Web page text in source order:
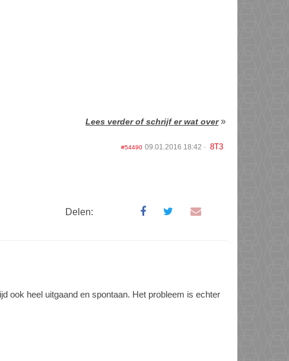
Lees verder of schrijf er wat over»
#54490 09.01.2016 18:42 8T3
Delen:
ook heel uitgaand en spontaan. Het probleem is echter